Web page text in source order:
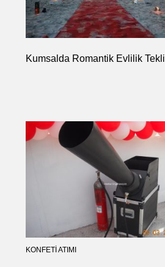
Kumsalda Romantik Evlilik
KONFETI ATIMI